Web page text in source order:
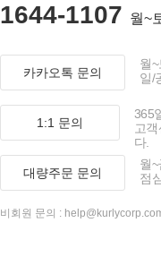
1644-1107 월~
카카오톡 문의
월
일/
1:1 문의
365
고
다.
대량주문 문의
월
점
비회원 문의 :